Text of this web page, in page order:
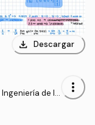
download Descargar
Ingeniería de la
more_vert